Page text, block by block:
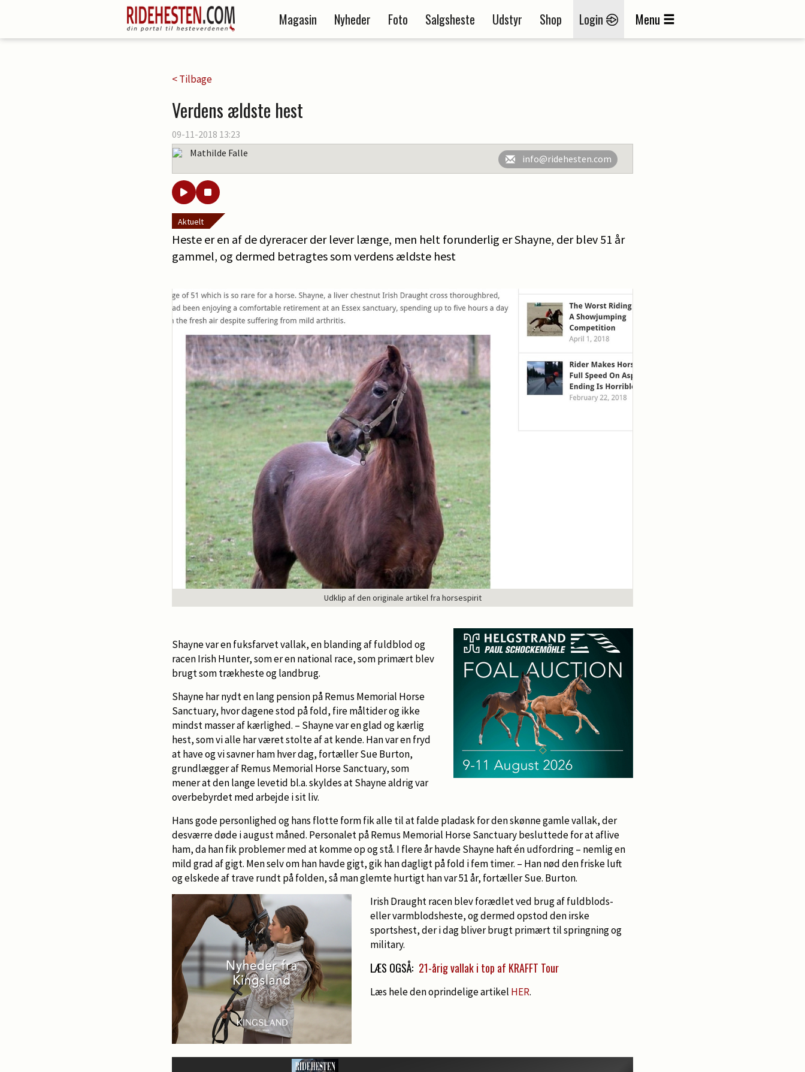
Magasin Nyheder Foto Salgsheste Udstyr Shop Login Menu
< Tilbage
Verdens ældste hest
09-11-2018 13:23
Mathilde Falle
info@ridehesten.com
Aktuelt
Heste er en af de dyreracer der lever længe, men helt forunderlig er Shayne, der blev 51 år
gammel, og dermed betragtes som verdens ældste hest
Udklip af den originale artikel fra horsespirit
Shayne var en fuksfarvet vallak, en blanding af fuldblod og
racen Irish Hunter, som er en national race, som primært blev
brugt som trækheste og landbrug.
Shayne har nydt en lang pension på Remus Memorial Horse
Sanctuary, hvor dagene stod på fold, fire måltider og ikke
mindst masser af kærlighed. – Shayne var en glad og kærlig
hest, som vi alle har været stolte af at kende. Han var en fryd
at have og vi savner ham hver dag, fortæller Sue Burton,
grundlægger af Remus Memorial Horse Sanctuary, som
mener at den lange levetid bl.a. skyldes at Shayne aldrig var
overbebyrdet med arbejde i sit liv.
Hans gode personlighed og hans flotte form fik alle til at falde pladask for den skønne gamle vallak, der
desværre døde i august måned. Personalet på Remus Memorial Horse Sanctuary besluttede for at aflive
ham, da han fik problemer med at komme op og stå. I flere år havde Shayne haft én udfordring – nemlig en
mild grad af gigt. Men selv om han havde gigt, gik han dagligt på fold i fem timer. – Han nød den friske luft
og elskede af trave rundt på folden, så man glemte hurtigt han var 51 år, fortæller Sue. Burton.
Irish Draught racen blev forædlet ved brug af fuldblods-
eller varmblodsheste, og dermed opstod den irske
sportshest, der i dag bliver brugt primært til springning og
military.
LÆS OGSÅ: 21-årig vallak i top af KRAFFT Tour
Læs hele den oprindelige artikel HER.